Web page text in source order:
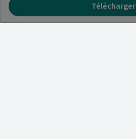
Télécharger